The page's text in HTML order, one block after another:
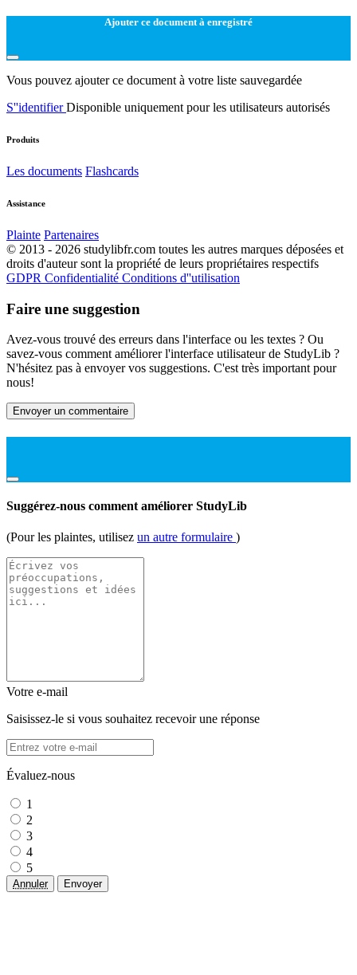
Ajouter ce document à enregistré
Vous pouvez ajouter ce document à votre liste sauvegardée
S''identifierDisponible uniquement pour les utilisateurs autorisés
Produits
Les documents Flashcards
Assistance
Plainte Partenaires
© 2013 - 2026 studylibfr.com toutes les autres marques déposées et
droits d'auteur sont la propriété de leurs propriétaires respectifs
GDPR Confidentialité Conditions d''utilisation
Faire une suggestion
Avez-vous trouvé des erreurs dans l'interface ou les textes ? Ou
savez-vous comment améliorer l'interface utilisateur de StudyLib ?
N'hésitez pas à envoyer vos suggestions. C'est très important pour
nous!
Envoyer un commentaire
Suggérez-nous comment améliorer StudyLib
(Pour les plaintes, utilisez un autre formulaire )
Votre e-mail
Saisissez-le si vous souhaitez recevoir une réponse
Évaluez-nous
1
2
3
4
5
Annuler Envoyer